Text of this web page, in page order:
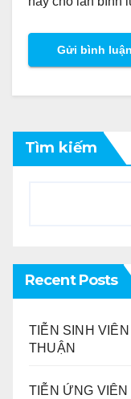
Tìm kiếm
Recent Posts
TIỄN SINH
THUẬN
TIỄN ỨNG VIÊN